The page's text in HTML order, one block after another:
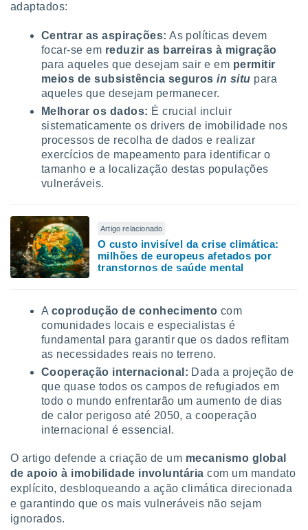
adaptados:
Centrar as aspirações: As políticas devem
focar-se em reduzir as barreiras à migração
para aqueles que desejam sair e em permitir
meios de subsistência segurosin situ para
aqueles que desejam permanecer.
Melhorar os dados: É crucial incluir
sistematicamente os drivers de imobilidade nos
processos de recolha de dados e realizar
exercícios de mapeamento para identificar o
tamanho e a localização destas populações
vulneráveis.
Artigo relacionado
O custo invisível da crise climática:
milhões de europeus afetados por
transtornos de saúde mental
A coprodução de conhecimento com
comunidades locais e especialistas é
fundamental para garantir que os dados reflitam
as necessidades reais no terreno.
Cooperação internacional: Dada a projeção de
que quase todos os campos de refugiados em
todo o mundo enfrentarão um aumento de dias
de calor perigoso até 2050, a cooperação
internacional é essencial.
O artigo defende a criação de um mecanismo global
de apoio à imobilidade involuntária com um mandato
explícito, desbloqueando a ação climática direcionada
e garantindo que os mais vulneráveis não sejam
ignorados.